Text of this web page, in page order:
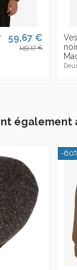
59,67 €
149,17 €
également
-